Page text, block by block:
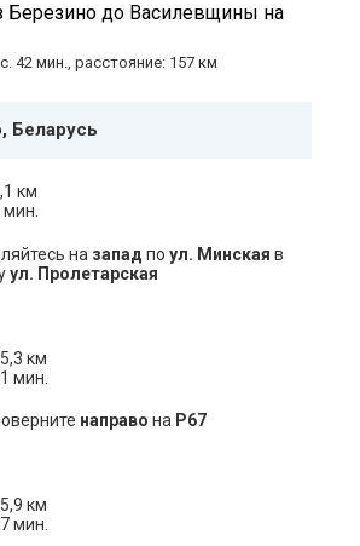
Березино до Василевщины на
42 мин., расстояние: 157 км
Беларусь
км
мин.
на запад по ул. Минская в
ул. Пролетарская
км
мин.
направо на Р67
км
мин.